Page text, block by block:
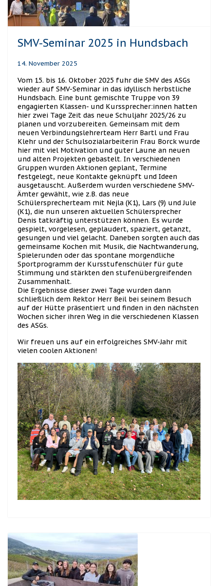
SMV-Seminar 2025 in Hundsbach
14. November 2025
Vom 15. bis 16. Oktober 2025 fuhr die SMV des ASGs
wieder auf SMV-Seminar in das idyllisch herbstliche
Hundsbach. Eine bunt gemischte Truppe von 39
engagierten Klassen- und Kurssprecher:innen hatten
hier zwei Tage Zeit das neue Schuljahr 2025/26 zu
planen und vorzubereiten. Gemeinsam mit dem
neuen Verbindungslehrerteam Herr Bartl und Frau
Klehr und der Schulsozialarbeiterin Frau Borck wurde
hier mit viel Motivation und guter Laune an neuen
und alten Projekten gebastelt. In verschiedenen
Gruppen wurden Aktionen geplant, Termine
festgelegt, neue Kontakte geknüpft und Ideen
ausgetauscht. Außerdem wurden verschiedene SMV-
Ämter gewählt, wie z.B. das neue
Schülersprecherteam mit Nejla (K1), Lars (9) und Jule
(K1), die nun unseren aktuellen Schülersprecher
Denis tatkräftig unterstützen können. Es wurde
gespielt, vorgelesen, geplaudert, spaziert, getanzt,
gesungen und viel gelacht. Daneben sorgten auch das
gemeinsame Kochen mit Musik, die Nachtwanderung,
Spielerunden oder das spontane morgendliche
Sportprogramm der Kursstufenschüler für gute
Stimmung und stärkten den stufenübergreifenden
Zusammenhalt.
Die Ergebnisse dieser zwei Tage wurden dann
schließlich dem Rektor Herr Beil bei seinem Besuch
auf der Hütte präsentiert und finden in den nächsten
Wochen sicher ihren Weg in die verschiedenen Klassen
des ASGs.
Wir freuen uns auf ein erfolgreiches SMV-Jahr mit
vielen coolen Aktionen!